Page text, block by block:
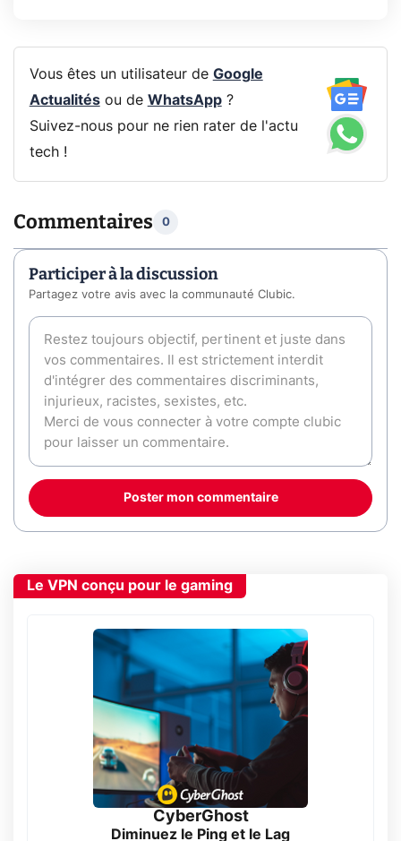
Vous êtes un utilisateur de Google
Actualitésou de WhatsApp?
Suivez-nous pour ne rien rater de l'actu
tech !
Commentaires 0
Participer à la discussion
Partagez votre avis avec la communauté Clubic.
Poster mon commentaire
Le VPN conçu pour le gaming
CyberGhost
Diminuez le Ping et le Lag